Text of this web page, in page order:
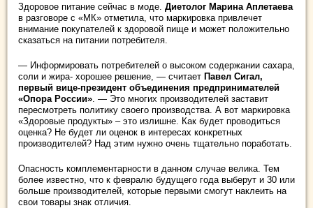
Здоровое питание сейчас в моде. Диетолог Марина Аплетаева
в разговоре с «МК» отметила, что маркировка привлечет
внимание покупателей к здоровой пище и может положительно
сказаться на питании потребителя.
— Информировать потребителей о высоком содержании сахара,
соли и жира- хорошее решение, — считает Павел Сигал,
первый вице-президент объединения предпринимателей
«Опора России» . — Это многих производителей заставит
пересмотреть политику своего производства. А вот маркировка
«Здоровые продукты» – это излишне. Как будет проводиться
оценка? Не будет ли оценок в интересах конкретных
производителей? Над этим нужно очень тщательно поработать.
Опасность комплементарности в данном случае велика. Тем
более известно, что к февралю будущего года выберут и 30 или
больше производителей, которые первыми смогут наклеить на
свои товары знак отличия.